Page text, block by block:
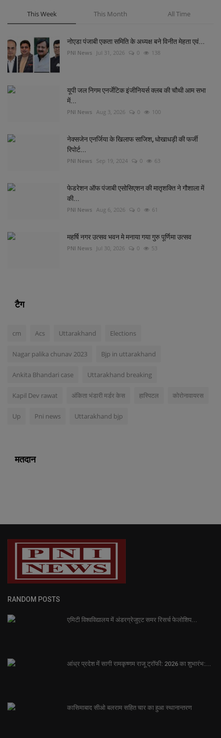
This Week This Month All Time
नोएडा पंजाबी एकता समिति के अध्यक्ष बने विनीत मेहता एवं...
PNI News Jul 31, 2026 0 138
यूपी जल निगम एनर्जेटिक इंजीनियर्स क्लब की चौथी आम सभा
में...
PNI News Aug 3, 2026 0 100
नेक्सजेन एनर्जिया के खिलाफ साजिश, धोखाधड़ी की फर्जी
रिपोर्ट...
PNI News Sep 19, 2024 0 63
फेडरेशन ऑफ पंजाबी एसोसिएशन की मातृशक्ति ने गौशाला में
की...
PNI News Aug 6, 2026 0 61
महर्षि नगर उत्सव भवन मे मनाया गया गुरु पूर्णिमा उत्सव
PNI News Jul 30, 2026 0 53
टैग
cm Acs Uttarakhand Elections
Nagar palika chunav 2023 Bjp in uttarakhand
Ankita Bhandari case Uttarakhand breaking
Kapil Dev rawat अंकिता भंडारी मर्डर केस हास्पिटल कोरोनावायरस
Up Pni news Uttarakhand bjp
मतदान
RANDOM POSTS
एमिटी विश्वविद्यालय में अंडरग्रेजुएट समर रिसर्च फेलोशिप...
आंध्र प्रदेश में सागी रामकृष्णम राजू ट्रॉफी: 2026 का शुभारंभ:...
कासिमाबाद सीओ बलराम सहित चार का हुआ स्थानान्तरण